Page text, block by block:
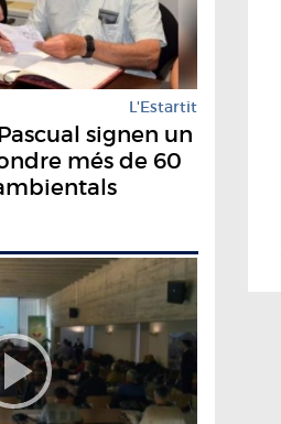
L'Estartit
signen un
més de 60